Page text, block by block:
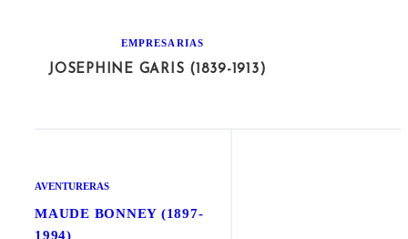
EMPRESARIAS
JOSEPHINE GARIS (1839-1913)
AVENTURERAS
MAUDE BONNEY (1897-
1994)